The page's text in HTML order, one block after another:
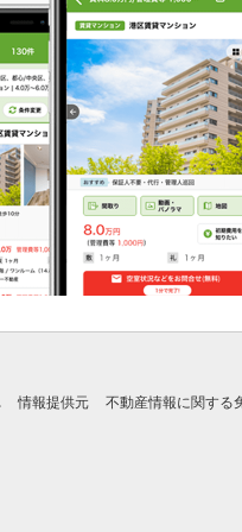
情報提供元 不動産情報に関する